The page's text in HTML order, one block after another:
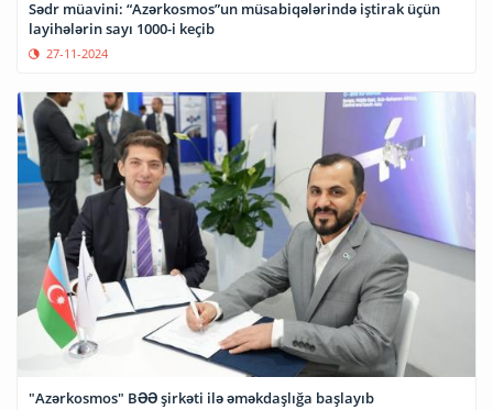
Sədr müavini: “Azərkosmos”un müsabiqələrində iştirak üçün
layihələrin sayı 1000-i keçib
27-11-2024
"Azərkosmos" BƏƏ şirkəti ilə əməkdaşlığa başlayıb